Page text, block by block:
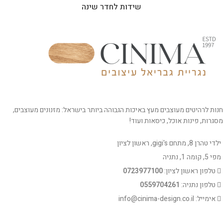
שידות לחדר שינה
חנות לרהיטים מעוצבים מעץ באיכות הגבוהה ביותר בישראל: מזנונים מעוצבים,
מסגרות, פינות אוכל, כיסאות ועוד!
ילדי טהרן 8, מתחם gigi's, ראשון לציון
מפי 5, קומה 1, נתניה
טלפון ראשון לציון:0723977100
טלפון נתניה: 0559704261
אימייל: info@cinima-design.co.il